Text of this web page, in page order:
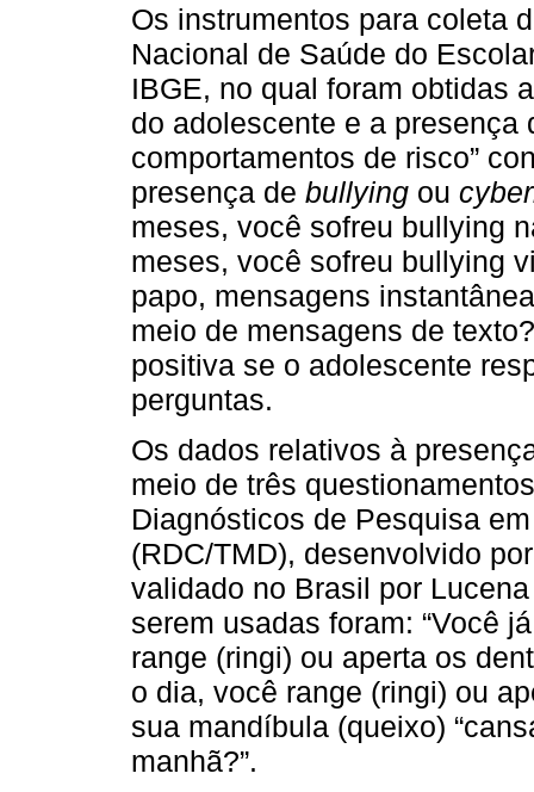
Os instrumentos para coleta
Nacional de Saúde do
IBGE, no qual foram obtidas
do adolescente e a presença
comportamentos de risco”
presença de bullying ou
meses, você sofreu bullying
meses, você sofreu bullying
papo, mensagens
meio de mensagens de
positiva se o adolescente
perguntas.
Os dados relativos à
meio de três
Diagnósticos de Pesquisa
(RDC/TMD), desenvolvido
validado no Brasil por
serem usadas foram: “Você
range (ringi) ou aperta os
o dia, você range (ringi) ou
sua mandíbula (queixo)
manhã?”.